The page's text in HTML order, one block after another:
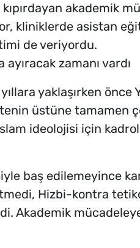
akademik
kliniklerde asistan
de veriyordu.
zamanı vardı
yaklaşırken önce
üstüne tamamen
ideolojisi için
baş edilemeyince
Hizbi-kontra
Akademik